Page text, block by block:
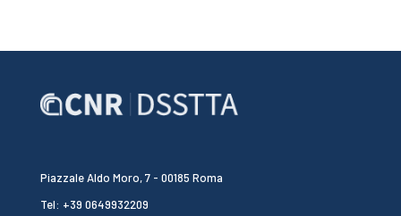
Piazzale Aldo Moro, 7 - 00185 Roma
Tel: +39 0649932209